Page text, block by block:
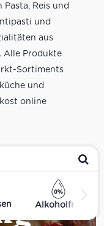
Alkoholfrei
Reis und
und
aus
Alle Produkte
Sortiments
und
online